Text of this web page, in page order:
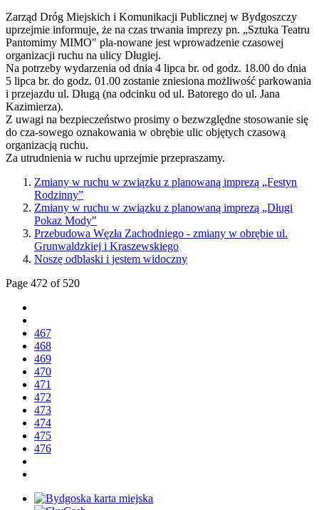
Zarząd Dróg Miejskich i Komunikacji Publicznej w Bydgoszczy
uprzejmie informuje, że na czas trwania imprezy pn. „Sztuka Teatru
Pantomimy MIMO" pla-nowane jest wprowadzenie czasowej
organizacji ruchu na ulicy Długiej.
Na potrzeby wydarzenia od dnia 4 lipca br. od godz. 18.00 do dnia
5 lipca br. do godz. 01.00 zostanie zniesiona możliwość parkowania
i przejazdu ul. Długą (na odcinku od ul. Batorego do ul. Jana
Kazimierza).
Z uwagi na bezpieczeństwo prosimy o bezwzględne stosowanie się
do cza-sowego oznakowania w obrębie ulic objętych czasową
organizacją ruchu.
Za utrudnienia w ruchu uprzejmie przepraszamy.
Zmiany w ruchu w związku z planowaną imprezą „Festyn
Rodzinny”
Zmiany w ruchu w związku z planowaną imprezą „Długi
Pokaz Mody"
Przebudowa Węzła Zachodniego - zmiany w obrębie ul.
Grunwaldzkiej i Kraszewskiego
Noszę odblaski i jestem widoczny
Page 472 of 520
467
468
469
470
471
472
473
474
475
476